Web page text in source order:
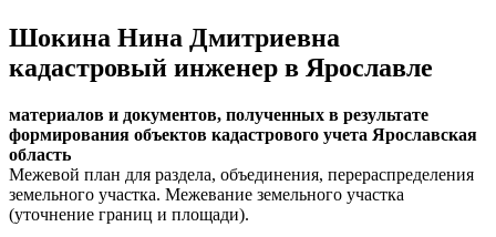
Шокина Нина Дмитриевна
кадастровый инженер в Ярославле
материалов и документов, полученных в результате
формирования объектов кадастрового учета Ярославская
область
Межевой план для раздела, объединения, перераспределения
земельного участка. Межевание земельного участка
(уточнение границ и площади).